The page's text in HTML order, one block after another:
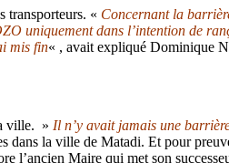
transporteurs. « Concernant la
uniquement dans l’intention de
mis fin« , avait expliqué Dominique
ville. » Il n’y avait jamais une
dans la ville de Matadi. Et pour
l’ancien Maire qui met son